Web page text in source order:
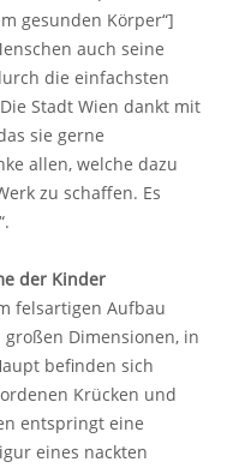
gesunden Körper“]
auch seine
die einfachsten
Stadt Wien dankt mit
sie gerne
allen, welche dazu
zu schaffen. Es
der Kinder
felsartigen Aufbau
Dimensionen, in
befinden sich
Krücken und
entspringt eine
eines nackten